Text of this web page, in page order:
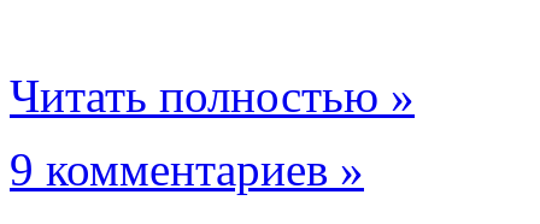
Читать полностью »
9 комментариев »